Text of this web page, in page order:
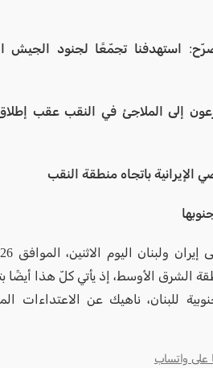
استهدفنا تجمّعًا لجنود الجيش
إلى الملاجئ في النقب عقب
باتجاه منطقة النقب
الشرق الأوسط، إذ يأتي كلّ هذا أيضًا
للبنان، ناهيك عن الاعتداءات
على واتساب